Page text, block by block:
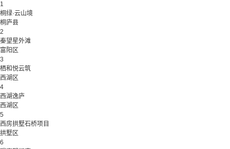
1
桐绿·云山境
桐庐县
2
秦望星外滩
富阳区
3
栖和悦云筑
西湖区
4
西湖逸庐
西湖区
5
西房拱墅石桥项目
拱墅区
6